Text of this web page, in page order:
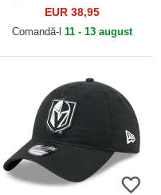
Chainstitch de Boston Bruins
NHL de New Era
EUR 38,95
Comandă-l 11 - 13 august